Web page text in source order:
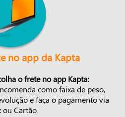
no app da Kapta
o frete no app Kapta:
como faixa de peso,
e faça o pagamento via
ou Cartão